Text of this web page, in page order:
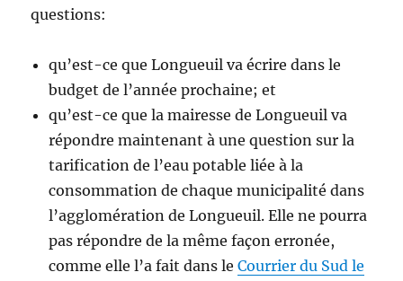
questions:
qu’est-ce que Longueuil va écrire dans le
budget de l’année prochaine; et
qu’est-ce que la mairesse de Longueuil va
répondre maintenant à une question sur la
tarification de l’eau potable liée à la
consommation de chaque municipalité dans
l’agglomération de Longueuil. Elle ne pourra
pas répondre de la même façon erronée,
comme elle l’a fait dans leCourrier du Sud le